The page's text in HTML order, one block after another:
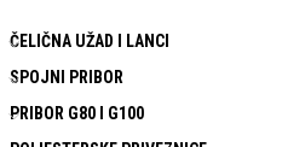
ČELIČNA UŽAD I LANCI
SPOJNI PRIBOR
PRIBOR G80 I G100